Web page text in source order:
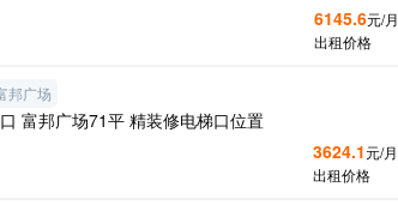
6145.6元/月
出租价格
邦广场
富邦广场71平 精装修电梯口位置
3624.1元/月
出租价格